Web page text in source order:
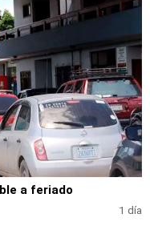
a feriado
1 día